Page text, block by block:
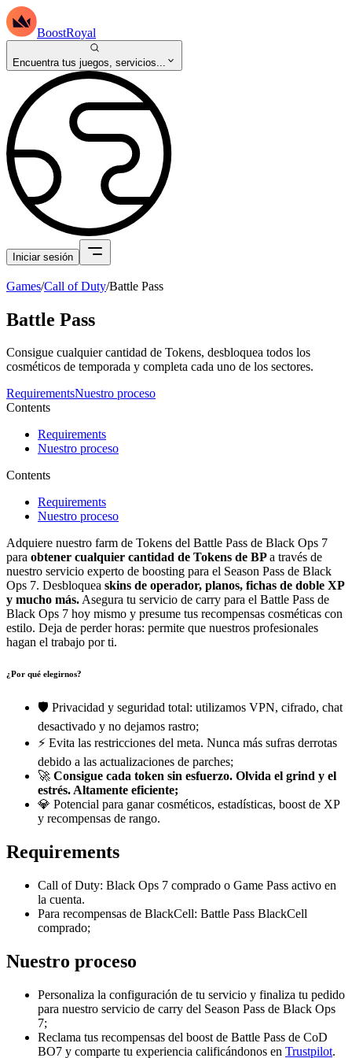
BoostRoyal
Encuentra tus juegos, servicios...
Iniciar sesión
Games/Call of Duty/Battle Pass
Battle Pass
Consigue cualquier cantidad de Tokens, desbloquea todos los
cosméticos de temporada y completa cada uno de los sectores.
RequirementsNuestro proceso
Contents
Requirements
Nuestro proceso
Contents
Requirements
Nuestro proceso
Adquiere nuestro farm de Tokens del Battle Pass de Black Ops 7
para obtener cualquier cantidad de Tokens de BPa través de
nuestro servicio experto de boosting para el Season Pass de Black
Ops 7. Desbloquea skins de operador, planos, fichas de doble XP
y mucho más.Asegura tu servicio de carry para el Battle Pass de
Black Ops 7 hoy mismo y presume tus recompensas cosméticas con
estilo. Deja de perder horas: permite que nuestros profesionales
hagan el trabajo por ti.
¿Por qué elegirnos?
🛡️ Privacidad y seguridad total: utilizamos VPN, cifrado, chat
desactivado y no dejamos rastro;
⚡ Evita las restricciones del meta. Nunca más sufras derrotas
debido a las actualizaciones de parches;
🚀 Consigue cada token sin esfuerzo. Olvida el grind y el
estrés. Altamente eficiente;
💎 Potencial para ganar cosméticos, estadísticas, boost de XP
y recompensas de rango.
Requirements
Call of Duty: Black Ops 7 comprado o Game Pass activo en
la cuenta.
Para recompensas de BlackCell: Battle Pass BlackCell
comprado;
Nuestro proceso
Personaliza la configuración de tu servicio y finaliza tu pedido
para nuestro servicio de carry del Season Pass de Black Ops
7;
Reclama tus recompensas del boost de Battle Pass de CoD
BO7 y comparte tu experiencia calificándonos en Trustpilot.